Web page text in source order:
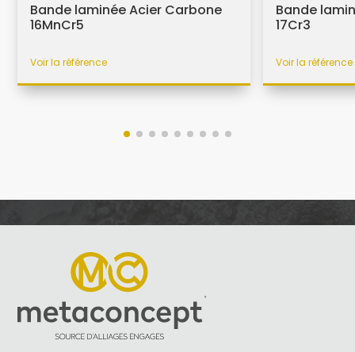
Bande laminée Acier Carbone
16MnCr5
Voir la référence
Bande
17Cr3
Voir la référence